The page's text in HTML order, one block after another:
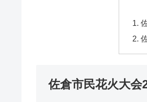
佐倉市民花火大会